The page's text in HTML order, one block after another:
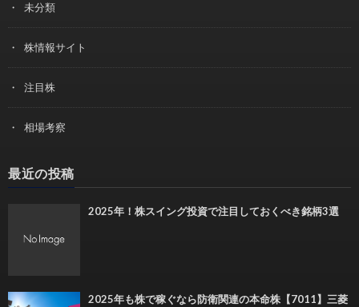
未分類
株情報サイト
注目株
相場考察
最近の投稿
2025年！株スイング投資で注目しておくべき銘柄3選
2025年も株で稼ぐなら防衛関連の本命株【7011】三菱